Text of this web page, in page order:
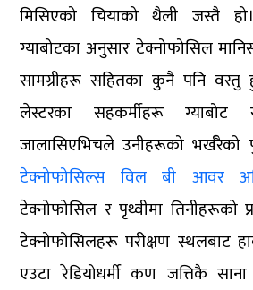
मिसिएको चियाको थैली जस्तै
ग्याबोटका अनुसार टेक्नोफोसिल
सामग्रीहरू सहितका कुनै पनि वस्तु
लेस्टरका सहकर्मीहरू
जालासिएभिचले उनीहरूको भर्खरैको
टेक्नोफोसिल्स विल बी आवर
टेक्नोफोसिल र पृथ्वीमा तिनीहरूको
टेक्नोफोसिलहरू परीक्षण स्थलबाट
एउटा रेडियोधर्मी कण जत्तिकै